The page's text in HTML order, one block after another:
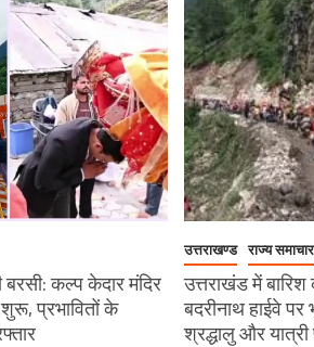
कल्प केदार मंदिर
शुरू, प्रभावितों के
उत्तराखण्ड राज्य समाचार
उत्तराखंड में
बदरीनाथ हाईवे
श्रद्धालु और